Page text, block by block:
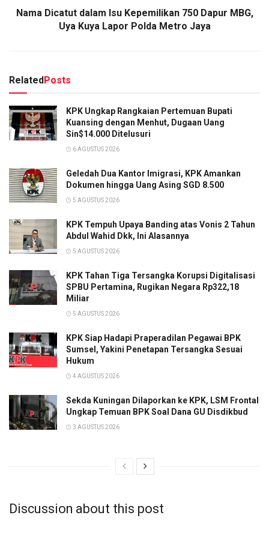
Nama Dicatut dalam Isu Kepemilikan 750 Dapur MBG,
Uya Kuya Lapor Polda Metro Jaya
Related Posts
KPK Ungkap Rangkaian Pertemuan Bupati
Kuansing dengan Menhut, Dugaan Uang
Sin$14.000 Ditelusuri
6 AGUSTUS 2026
Geledah Dua Kantor Imigrasi, KPK Amankan
Dokumen hingga Uang Asing SGD 8.500
5 AGUSTUS 2026
KPK Tempuh Upaya Banding atas Vonis 2 Tahun
Abdul Wahid Dkk, Ini Alasannya
5 AGUSTUS 2026
KPK Tahan Tiga Tersangka Korupsi Digitalisasi
SPBU Pertamina, Rugikan Negara Rp322,18
Miliar
5 AGUSTUS 2026
KPK Siap Hadapi Praperadilan Pegawai BPK
Sumsel, Yakini Penetapan Tersangka Sesuai
Hukum
4 AGUSTUS 2026
Sekda Kuningan Dilaporkan ke KPK, LSM Frontal
Ungkap Temuan BPK Soal Dana GU Disdikbud
3 AGUSTUS 2026
Discussion about this post